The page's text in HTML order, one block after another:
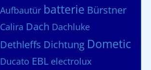
Aufbautür batterie Bürstner
Calira Dach Dachluke
Dethleffs Dichtung Dometic
Ducato EBL electrolux